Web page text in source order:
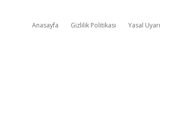
Anasayfa Gizlilik Politikası Yasal Uyarı